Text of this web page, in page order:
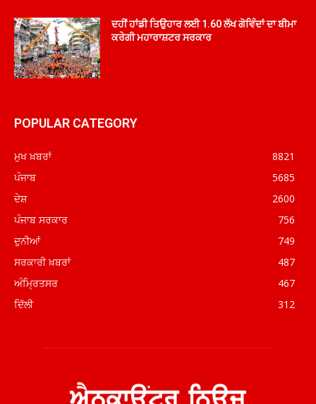
ਦਹੀਂ ਹਾਂਡੀ ਤਿਉਹਾਰ ਲਈ 1.60 ਲੱਖ ਗੋਵਿੰਦਾਂ ਦਾ ਬੀਮਾ
ਕਰੇਗੀ ਮਹਾਰਾਸ਼ਟਰ ਸਰਕਾਰ
POPULAR CATEGORY
ਮੁਖ ਖ਼ਬਰਾਂ
8821
ਪੰਜਾਬ
5685
ਦੇਸ਼
2600
ਪੰਜਾਬ ਸਰਕਾਰ
756
ਦੁਨੀਆਂ
749
ਸਰਕਾਰੀ ਖ਼ਬਰਾਂ
487
ਅੰਮ੍ਰਿਤਸਰ
467
ਦਿੱਲੀ
312